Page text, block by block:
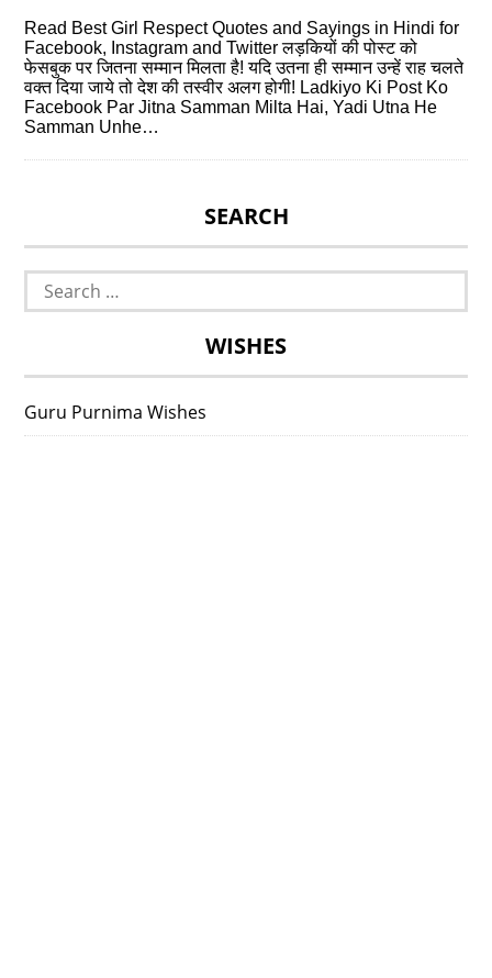
Read Best Girl Respect Quotes and Sayings in Hindi for
Facebook, Instagram and Twitter लड़कियों की पोस्ट को
फेसबुक पर जितना सम्मान मिलता है! यदि उतना ही सम्मान उन्हें राह चलते
वक्त दिया जाये तो देश की तस्वीर अलग होगी! Ladkiyo Ki Post Ko
Facebook Par Jitna Samman Milta Hai, Yadi Utna He
Samman Unhe…
SEARCH
Search
for:
WISHES
Guru Purnima Wishes